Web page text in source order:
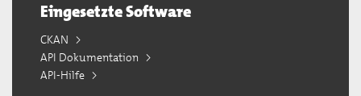
Eingesetzte Software
CKAN
API Dokumentation
API-Hilfe